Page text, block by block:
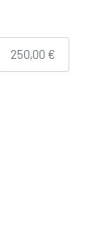
250,00 €